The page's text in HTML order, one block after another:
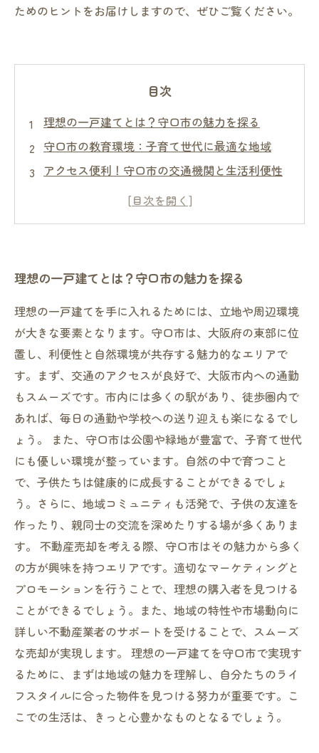
ためのヒントをお届けしますので、ぜひご覧ください。
目次
理想の一戸建てとは？守口市の魅力を探る
守口市の教育環境：子育て世代に最適な地域
アクセス便利！守口市の交通機関と生活利便性
おしゃれなライフスタイルを楽しむ：守口市の
理想の一戸建てとは？守口市の魅力を探る
理想の一戸建てを手に入れるためには、立地や周辺環境
が大きな要素となります。守口市は、大阪府の東部に位
置し、利便性と自然環境が共存する魅力的なエリアで
す。まず、交通のアクセスが良好で、大阪市内への通勤
もスムーズです。市内には多くの駅があり、徒歩圏内で
あれば、毎日の通勤や学校への送り迎えも楽になるでし
ょう。 また、守口市は公園や緑地が豊富で、子育て世代
にも優しい環境が整っています。自然の中で育つこと
で、子供たちは健康的に成長することができるでしょ
う。さらに、地域コミュニティも活発で、子供の友達を
作ったり、親同士の交流を深めたりする場が多くありま
す。 不動産売却を考える際、守口市はその魅力から多く
の方が興味を持つエリアです。適切なマーケティングと
プロモーションを行うことで、理想の購入者を見つける
ことができるでしょう。また、地域の特性や市場動向に
詳しい不動産業者のサポートを受けることで、スムーズ
な売却が実現します。 理想の一戸建てを守口市で実現す
るために、まずは地域の魅力を理解し、自分たちのライ
フスタイルに合った物件を見つける努力が重要です。こ
こでの生活は、きっと心豊かなものとなるでしょう。